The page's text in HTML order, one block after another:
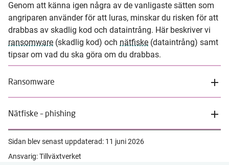
Genom att känna igen några av de vanligaste sätten som
angriparen använder för att luras, minskar du risken för att
drabbas av skadlig kod och dataintrång. Här beskriver vi
ransomware (skadlig kod) och nätfiske (dataintrång) samt
tipsar om vad du ska göra om du drabbas.
Ransomware
Nätfiske – phishing
Sidan blev senast uppdaterad: 11 juni 2026
Ansvarig: Tillväxtverket